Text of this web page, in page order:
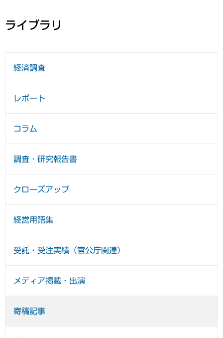
ライブラリ
経済調査
レポート
コラム
調査・研究報告書
クローズアップ
経営用語集
受託・受注実績（官公庁関連）
メディア掲載・出演
寄稿記事